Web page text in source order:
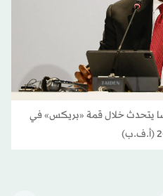
يتحدث خلال قمة «بريكس» في